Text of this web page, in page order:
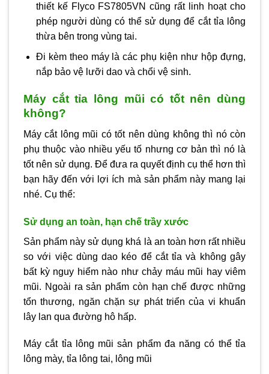
thiết kế Flyco FS7805VN cũng rất linh hoạt cho
phép người dùng có thể sử dụng để cắt tỉa lông
thừa bên trong vùng tai.
Đi kèm theo máy là các phụ kiện như hộp đựng,
nắp bảo vệ lưỡi dao và chổi vệ sinh.
Máy cắt tỉa lông mũi có tốt nên dùng
không?
Máy cắt lông mũi có tốt nên dùng không thì nó còn
phụ thuộc vào nhiều yếu tố nhưng cơ bản thì nó là
tốt nên sử dụng. Để đưa ra quyết định cụ thể hơn thì
bạn hãy đến với lợi ích mà sản phẩm này mang lại
nhé. Cụ thể:
Sử dụng an toàn, hạn chế trầy xước
Sản phẩm này sử dụng khá là an toàn hơn rất nhiều
so với việc dùng dao kéo để cắt tỉa và không gây
bất kỳ nguy hiểm nào như chảy máu mũi hay viêm
mũi. Ngoài ra sản phẩm còn hạn chế được những
tổn thương, ngăn chặn sự phát triển của vi khuẩn
lây lan qua đường hô hấp.
Máy cắt tỉa lông mũi sản phẩm đa năng có thể tỉa
lông mày, tỉa lông tai, lông mũi